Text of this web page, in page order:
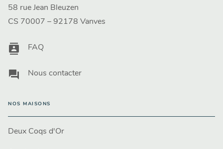
58 rue Jean Bleuzen
CS 70007 – 92178 Vanves
contacts FAQ
question_answer Nous contacter
NOS MAISONS
Deux Coqs d'Or